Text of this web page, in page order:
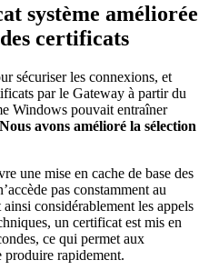
système améliorée
certificats
sécuriser les connexions, et
par le Gateway à partir du
Windows pouvait entraîner
Nous avons amélioré la sélection
une mise en cache de base des
pas constamment au
considérablement les appels
un certificat est mis en
ce qui permet aux
produire rapidement.